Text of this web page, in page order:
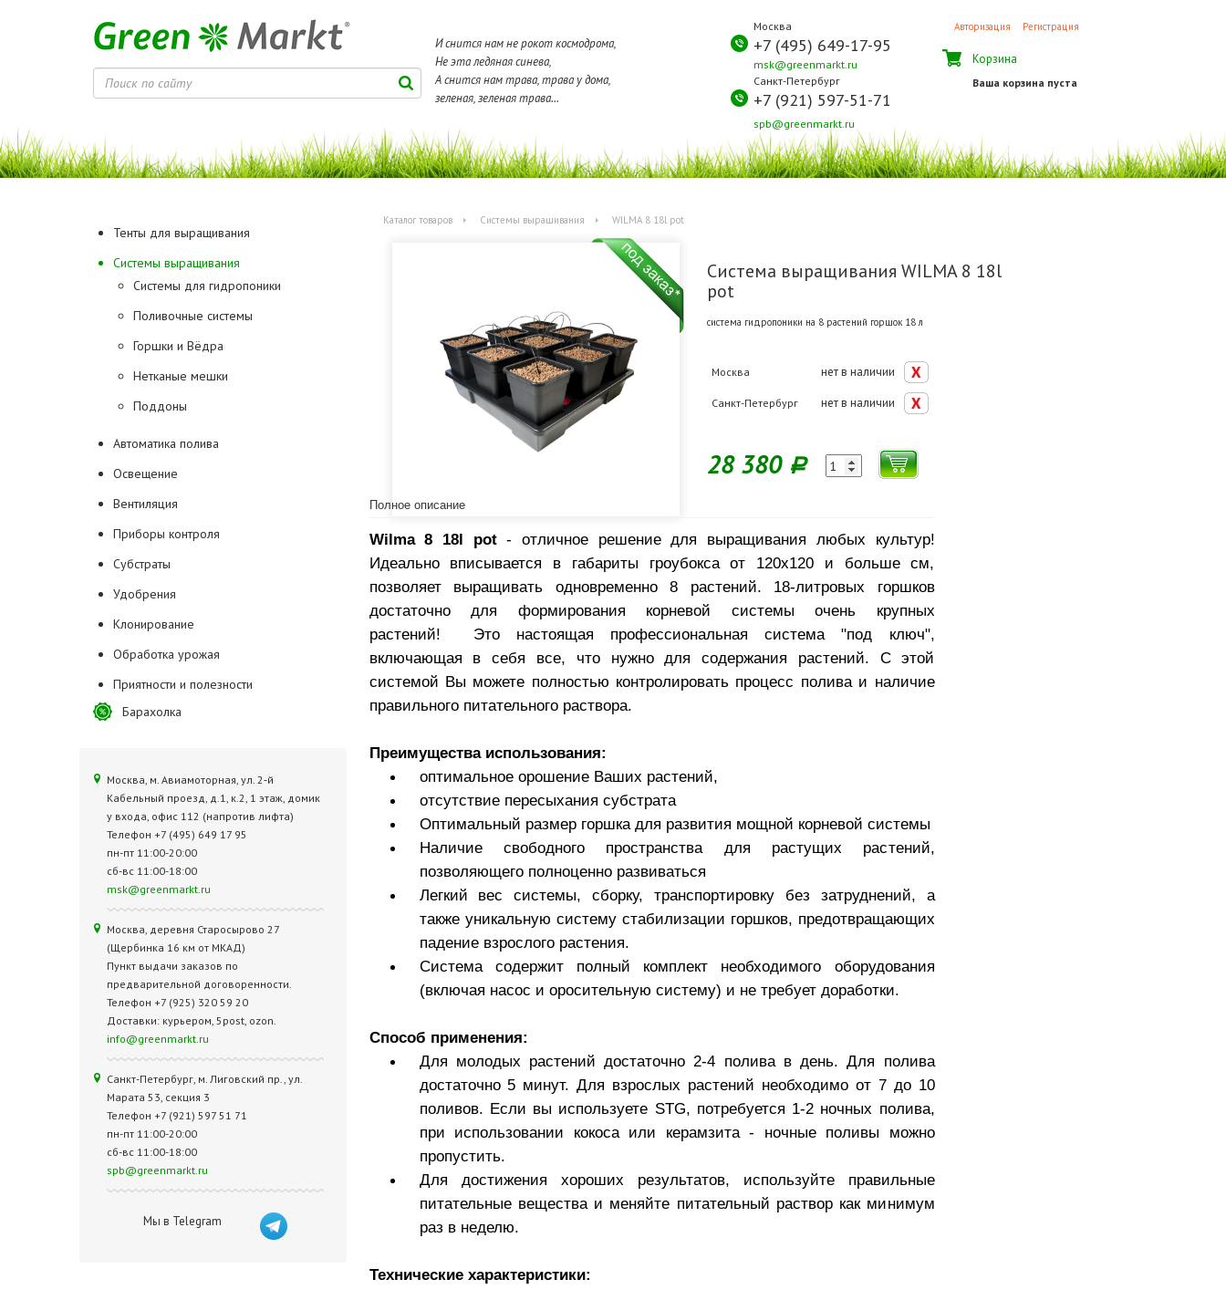
И снится нам не рокот космодрома,
Не эта ледяная синева,
А снится нам трава, трава у дома,
зеленая, зеленая трава...
Москва
+7 (495) 649-17-95
msk@greenmarkt.ru
Санкт-Петербург
+7 (921) 597-51-71
spb@greenmarkt.ru
Авторизация Регистрация
Корзина
Ваша корзина пуста
Тенты для выращивания
Системы выращивания
Системы для гидропоники
Поливочные системы
Горшки и Вёдра
Нетканые мешки
Поддоны
Автоматика полива
Освещение
Вентиляция
Приборы контроля
Субстраты
Удобрения
Клонирование
Обработка урожая
Приятности и полезности
Барахолка
Москва, м. Авиамоторная, ул. 2‑й
Кабельный проезд, д.1, к.2, 1 этаж, домик
у входа, офис 112 (напротив лифта)
Телефон +7 (495) 649 17 95
пн-пт 11:00-20:00
сб-вс 11:00-18:00
msk@greenmarkt.ru
Москва, деревня Старосырово 27
(Щербинка 16 км от МКАД)
Пункт выдачи заказов по
предварительной договоренности.
Телефон +7 (925) 320 59 20
Доставки: курьером, 5post, ozon.
info@greenmarkt.ru
Санкт-Петербург, м. Лиговский пр., ул.
Марата 53, секция 3
Телефон +7 (921) 597 51 71
пн-пт 11:00-20:00
сб-вс 11:00-18:00
spb@greenmarkt.ru
Мы в Telegram
Каталог товаров Системы выращивания WILMA 8 18l pot
Cистема выращивания WILMA 8 18l
pot
система гидропоники на 8 растений горшок 18 л
Москва нет в наличии
Санкт-Петербург нет в наличии
28 380 Р
Полное описание
Wilma 8 18l pot- отличное решение для выращивания любых культур!
Идеально вписывается в габариты гроубокса от 120х120 и больше см,
позволяет выращивать одновременно 8 растений. 18-литровых горшков
достаточно для формирования корневой системы очень крупных
растений! Это настоящая профессиональная система "под ключ",
включающая в себя все, что нужно для содержания растений. С этой
системой Вы можете полностью контролировать процесс полива и наличие
правильного питательного раствора.
Преимущества использования:
оптимальное орошение Ваших растений,
отсутствие пересыхания субстрата
Оптимальный размер горшка для развития мощной корневой системы
Наличие свободного пространства для растущих растений,
позволяющего полноценно развиваться
Легкий вес системы, сборку, транспортировку без затруднений, а
также уникальную систему стабилизации горшков, предотвращающих
падение взрослого растения.
Система содержит полный комплект необходимого оборудования
(включая насос и оросительную систему) и не требует доработки.
Способ применения:
Для молодых растений достаточно 2-4 полива в день. Для полива
достаточно 5 минут. Для взрослых растений необходимо от 7 до 10
поливов. Если вы используете STG, потребуется 1-2 ночных полива,
при использовании кокоса или керамзита - ночные поливы можно
пропустить.
Для достижения хороших результатов, используйте правильные
питательные вещества и меняйте питательный раствор как минимум
раз в неделю.
Технические характеристики: